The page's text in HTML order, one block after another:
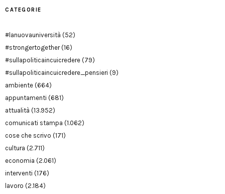
CATEGORIE
#lanuovauniversità (52)
#strongertogether(16)
#sullapoliticaincuicredere (79)
#sullapoliticaincuicredere_pensieri (9)
ambiente (664)
appuntamenti (681)
attualità (13.952)
comunicati stampa (1.062)
cose che scrivo (171)
cultura (2.711)
economia (2.061)
interventi (176)
lavoro (2.184)